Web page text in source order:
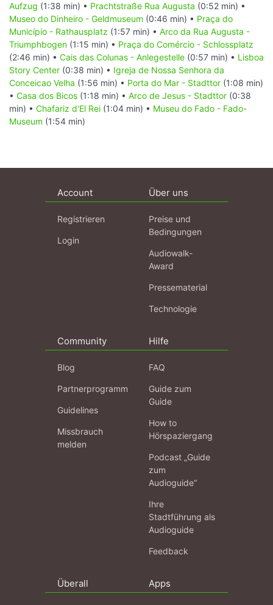
Aufzug (1:38 min) • Prachtstraße Rua Augusta (0:52 min) •
Museo do Dinheiro - Geldmuseum (0:46 min) • Praça do
Município - Rathausplatz (1:57 min) • Arco da Rua Augusta -
Triumphbogen (1:15 min) • Praça do Comércio - Schlossplatz
(2:46 min) • Cais das Colunas - Anlegestelle (0:57 min) • Lisboa
Story Center (0:38 min) • Igreja de Nossa Senhora da
Conceicao Velha (1:56 min) • Porta do Mar - Stadttor (1:08 min)
• Casa dos Bicos (1:18 min) • Arco de Jesus - Stadttor (0:38
min) • Chafariz d'El Rei (1:04 min) • Museu do Fado - Fado-
Museum (1:54 min)
Account
Registrieren
Login
Über uns
Preise und
Bedingungen
Audiowalk-
Award
Pressematerial
Technologie
Community
Blog
Partnerprogramm
Guidelines
Missbrauch
melden
Hilfe
FAQ
Guide zum
Guide
How to
Hörspaziergang
Podcast „Guide
zum
Audioguide“
Ihre
Stadtführung als
Audioguide
Feedback
Überall Apps